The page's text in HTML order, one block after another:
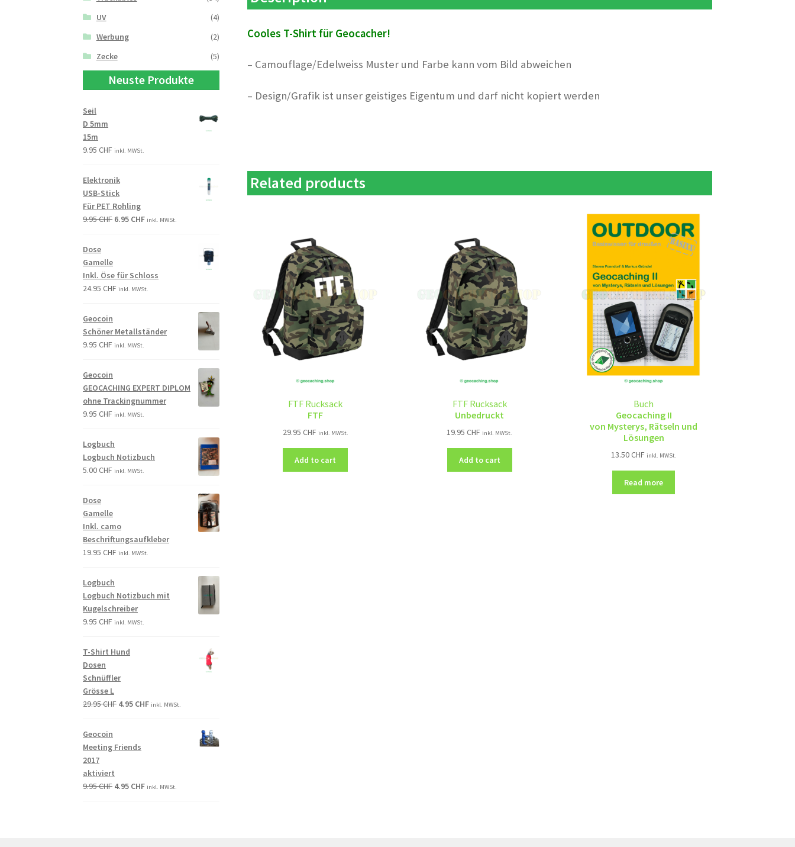
Cooles T-Shirt für Geocacher!
– Camouflage/Edelweiss Muster und Farbe kann vom Bild abweichen
– Design/Grafik ist unser geistiges Eigentum und darf nicht kopiert werden
Related products
FTF Rucksack
FTF
29.95 CHF inkl. MWSt.
Add to cart
FTF Rucksack
Unbedruckt
19.95CHF inkl. MWSt.
Add to cart
Buch
Geocaching II
von Mysterys, Rätseln und
Lösungen
13.50CHF inkl. MWSt.
Read more
UV
(4)
Werbung
(2)
Zecke
(5)
Neuste Produkte
Seil
D 5mm
15m
9.95CHF inkl. MWSt.
Elektronik
USB-Stick
Für PET Rohling
9.95CHF 6.95 CHF inkl. MWSt.
Dose
Gamelle
Inkl. Öse für Schloss
24.95CHF inkl. MWSt.
Geocoin
Schöner Metallständer
9.95CHF inkl. MWSt.
Geocoin
GEOCACHING EXPERT DIPLOM
ohne Trackingnummer
9.95CHF inkl. MWSt.
Logbuch
Logbuch Notizbuch
5.00CHF inkl. MWSt.
Dose
Gamelle
Inkl. camo
Beschriftungsaufkleber
19.95CHF inkl. MWSt.
Logbuch
Logbuch Notizbuch mit
Kugelschreiber
9.95CHF inkl. MWSt.
T-Shirt Hund
Dosen
Schnüffler
Grösse L
29.95CHF 4.95 CHF inkl. MWSt.
Geocoin
Meeting Friends
2017
aktiviert
9.95CHF 4.95 CHF inkl. MWSt.